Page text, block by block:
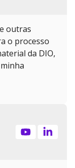
outras
o processo
da DIO,